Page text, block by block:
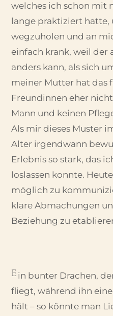
welches ich schon mit
lange praktiziert hatte,
wegzuholen und an
einfach krank, weil der
anders kann, als sich
meiner Mutter hat das
Freundinnen eher
Mann und keinen
Als mir dieses Muster
Alter irgendwann
Erlebnis so stark, das
loslassen konnte.
möglich zu
klare Abmachungen
Beziehung zu
E in bunter Drachen,
fliegt, während ihn
hält – so könnte man